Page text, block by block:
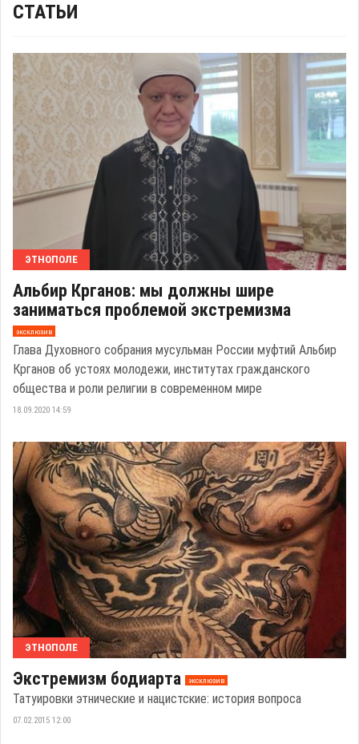
СТАТЬИ
ЭТНОПОЛЕ
Альбир Крганов: мы должны шире
заниматься проблемой экстремизма
эксклюзив
Глава Духовного собрания мусульман России муфтий Альбир
Крганов об устоях молодежи, институтах гражданского
общества и роли религии в современном мире
18.09.2020 14:59
ЭТНОПОЛЕ
Экстремизм бодиарта эксклюзив
Татуировки этнические и нацистские: история вопроса
07.02.2015 12:00